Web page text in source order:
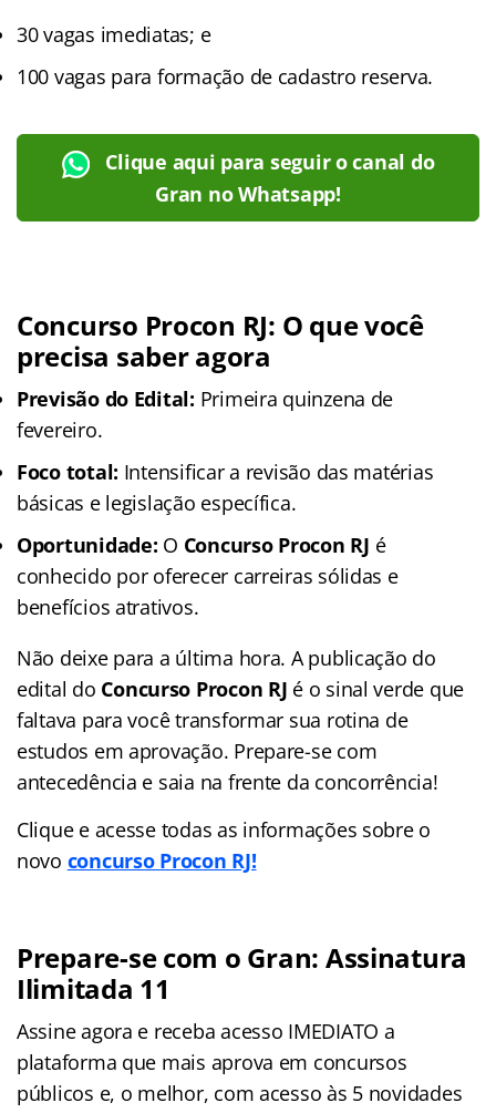
30 vagas imediatas; e
100 vagas para formação de cadastro reserva.
Clique aqui para seguir o canal do
Gran no Whatsapp!
Concurso Procon RJ: O que você
precisa saber agora
Previsão do Edital: Primeira quinzena de
fevereiro.
Foco total: Intensificar a revisão das matérias
básicas e legislação específica.
Oportunidade: O Concurso Procon RJ é
conhecido por oferecer carreiras sólidas e
benefícios atrativos.
Não deixe para a última hora. A publicação do
edital do Concurso Procon RJ é o sinal verde que
faltava para você transformar sua rotina de
estudos em aprovação. Prepare-se com
antecedência e saia na frente da concorrência!
Clique e acesse todas as informações sobre o
novo concurso Procon RJ!
Prepare-se com o Gran: Assinatura
Ilimitada 11
Assine agora e receba acesso IMEDIATO a
plataforma que mais aprova em concursos
públicos e, o melhor, com acesso às 5 novidades